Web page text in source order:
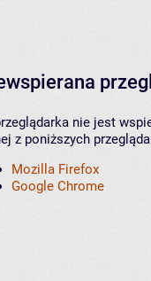
nie jest
z poniższych
Mozilla Firefox
Google Chrome